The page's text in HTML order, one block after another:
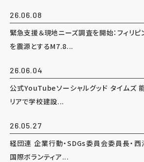
26.06.08
緊急支援＆現地ニーズ調査を開始：フィリ
を震源とするM7.8...
26.06.04
公式YouTubeソーシャルグッド タイムズ
リアで学校建設...
26.05.27
経団連 企業行動・SDGs委員会委員長・西
国際ボランティア...